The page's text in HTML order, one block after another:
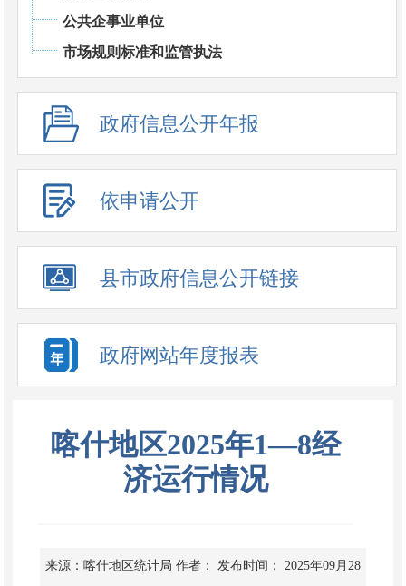
公共企事业单位
市场规则标准和监管执法
政府信息公开年报
依申请公开
县市政府信息公开链接
政府网站年度报表
喀什地区2025年1—8经
济运行情况
来源：喀什地区统计局 作者： 发布时间： 2025年09月28